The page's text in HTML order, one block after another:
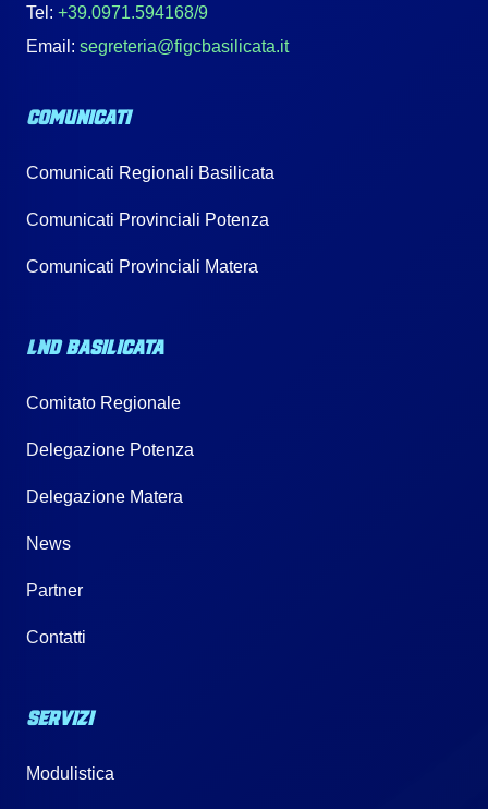
Tel: +39.0971.594168/9
Email: segreteria@figcbasilicata.it
COMUNICATI
Comunicati Regionali Basilicata
Comunicati Provinciali Potenza
Comunicati Provinciali Matera
LND BASILICATA
Comitato Regionale
Delegazione Potenza
Delegazione Matera
News
Partner
Contatti
SERVIZI
Modulistica